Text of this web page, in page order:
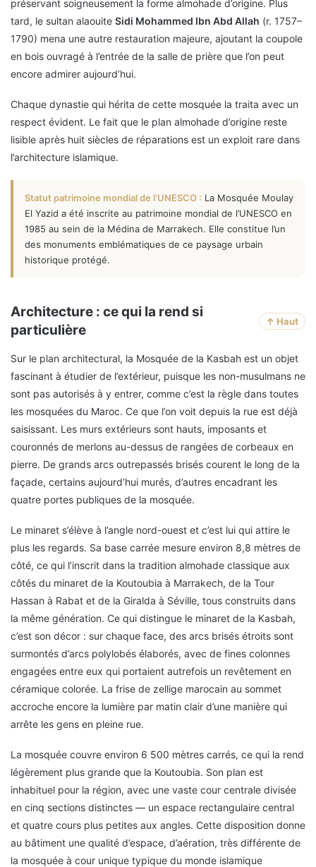
préservant soigneusement la forme almohade d’origine. Plus
tard, le sultan alaouite Sidi Mohammed Ibn Abd Allah (r. 1757–
1790) mena une autre restauration majeure, ajoutant la coupole
en bois ouvragé à l’entrée de la salle de prière que l’on peut
encore admirer aujourd’hui.
Chaque dynastie qui hérita de cette mosquée la traita avec un
respect évident. Le fait que le plan almohade d’origine reste
lisible après huit siècles de réparations est un exploit rare dans
l’architecture islamique.
Statut patrimoine mondial de l’UNESCO : La Mosquée Moulay
El Yazid a été inscrite au patrimoine mondial de l’UNESCO en
1985 au sein de la Médina de Marrakech. Elle constitue l’un
des monuments emblématiques de ce paysage urbain
historique protégé.
Architecture : ce qui la rend si
particulière
↑ Haut
Sur le plan architectural, la Mosquée de la Kasbah est un objet
fascinant à étudier de l’extérieur, puisque les non-musulmans ne
sont pas autorisés à y entrer, comme c’est la règle dans toutes
les mosquées du Maroc. Ce que l’on voit depuis la rue est déjà
saisissant. Les murs extérieurs sont hauts, imposants et
couronnés de merlons au-dessus de rangées de corbeaux en
pierre. De grands arcs outrepassés brisés courent le long de la
façade, certains aujourd’hui murés, d’autres encadrant les
quatre portes publiques de la mosquée.
Le minaret s’élève à l’angle nord-ouest et c’est lui qui attire le
plus les regards. Sa base carrée mesure environ 8,8 mètres de
côté, ce qui l’inscrit dans la tradition almohade classique aux
côtés du minaret de la Koutoubia à Marrakech, de la Tour
Hassan à Rabat et de la Giralda à Séville, tous construits dans
la même génération. Ce qui distingue le minaret de la Kasbah,
c’est son décor : sur chaque face, des arcs brisés étroits sont
surmontés d’arcs polylobés élaborés, avec de fines colonnes
engagées entre eux qui portaient autrefois un revêtement en
céramique colorée. La frise de zellige marocain au sommet
accroche encore la lumière par matin clair d’une manière qui
arrête les gens en pleine rue.
La mosquée couvre environ 6 500 mètres carrés, ce qui la rend
légèrement plus grande que la Koutoubia. Son plan est
inhabituel pour la région, avec une vaste cour centrale divisée
en cinq sections distinctes — un espace rectangulaire central
et quatre cours plus petites aux angles. Cette disposition donne
au bâtiment une qualité d’espace, d’aération, très différente de
la mosquée à cour unique typique du monde islamique